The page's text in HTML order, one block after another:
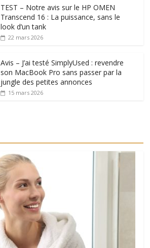
TEST – Notre avis sur le HP OMEN
Transcend 16 : La puissance, sans le
look d’un tank
22 mars 2026
Avis – J’ai testé SimplyUsed : revendre
son MacBook Pro sans passer par la
jungle des petites annonces
15 mars 2026